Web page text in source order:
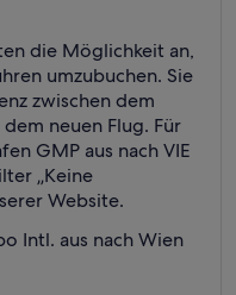
die Möglichkeit an,
umzubuchen. Sie
zwischen dem
neuen Flug. Für
GMP aus nach VIE
„Keine
Website.
Intl. aus nach Wien